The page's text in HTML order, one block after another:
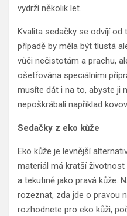
vydrží několik let.
Kvalita sedačky se odvíjí od
případě by měla být tlustá
vůči nečistotám a prachu,
ošetřována speciálními
musíte dát i na to, abyste ji
nepoškrábali například
Sedačky z eko kůže
Eko kůže je levnější
materiál má kratší životnost
a tekutině jako pravá kůže.
rozeznat, zda jde o pravou
rozhodnete pro eko kůži,